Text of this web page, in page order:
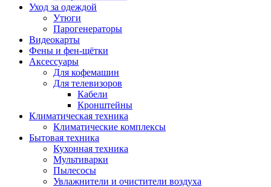
Уход за одеждой
Утюги
Парогенераторы
Видеокарты
Фены и фен-щётки
Аксессуары
Для кофемашин
Для телевизоров
Кабели
Кронштейны
Климатическая техника
Климатические комплексы
Бытовая техника
Кухонная техника
Мультиварки
Пылесосы
Увлажнители и очистители воздуха